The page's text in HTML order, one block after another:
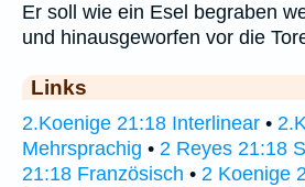
Er soll wie ein Esel begraben
und hinausgeworfen vor die
Links
2.Koenige 21:18 Interlinear •
Mehrsprachig • 2 Reyes 21:18
21:18 Französisch • 2 Koenige